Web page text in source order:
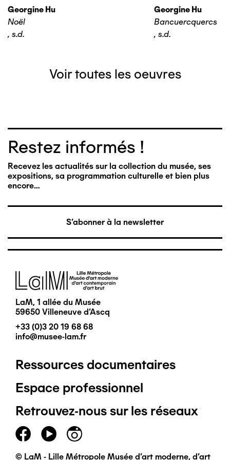
Georgine Hu
Noël
, s.d.
Georgine Hu
Bancuercquercs
, s.d.
Voir toutes les oeuvres
Restez informés !
Recevez les actualités sur la collection du musée, ses
expositions, sa programmation culturelle et bien plus
encore…
S'abonner à la newsletter
Image
LaM, 1 allée du Musée
59650 Villeneuve d'Ascq
+33 (0)3 20 19 68 68
info@musee-lam.fr
Pied
de
page
principal
Ressources documentaires
Espace professionnel
Retrouvez-nous sur les réseaux
© LaM - Lille Métropole Musée d'art moderne, d'art